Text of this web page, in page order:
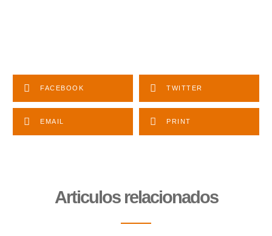
FACEBOOK TWITTER
EMAIL PRINT
Articulos relacionados